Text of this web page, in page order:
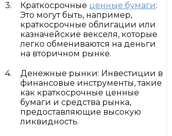
Краткосрочные ценные бумаги:
Это могут быть, например,
краткосрочные облигации или
казначейские векселя, которые
легко обмениваются на деньги
на вторичном рынке.
Денежные рынки: Инвестиции в
финансовые инструменты, такие
как краткосрочные ценные
бумаги и средства рынка,
предоставляющие высокую
ликвидность.